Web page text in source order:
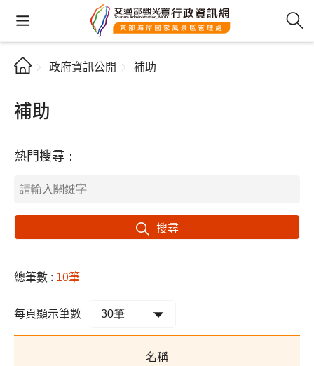
政府資訊公開 補助
補助
熱門搜尋：
搜尋
總筆數 : 10筆
每頁顯示筆數
名稱